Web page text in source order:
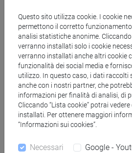
Corsi di studio e percorsi
[CT3] INFORMATICA -
tecnologie e scienze
computer science
[CTR3] INFORMATICA -
tecnologie e scienze
computer science
Questo sito utilizza cookie. I cookie
permettono il corretto
analisi statistiche anonime.
verranno installati solo i cookie
verranno installati anche altri cookie
funzionalità dei social media e
utilizzo. In questo caso, i dati raccolti
anche con i nostri partner, che
informazioni per finalità di analisi, di
Cliccando “Lista cookie” potrai
installati. Per ottenere maggiori
“Informazioni sui cookies”.
Necessari Google -